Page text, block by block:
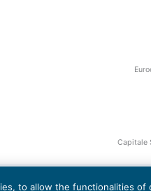
Capitale
to allow the functionalities